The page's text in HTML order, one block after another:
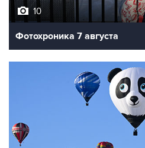
Фотохроника 7 августа